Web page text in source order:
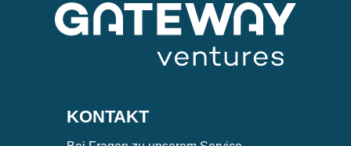
KONTAKT